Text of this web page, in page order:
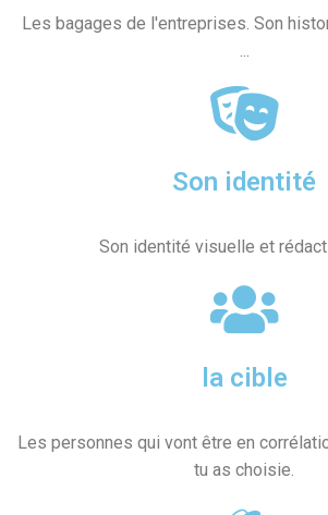
Les bagages de l'entreprises. Son
...
Son identité
Son identité visuelle et
la cible
Les personnes qui vont être en
tu as choisie.